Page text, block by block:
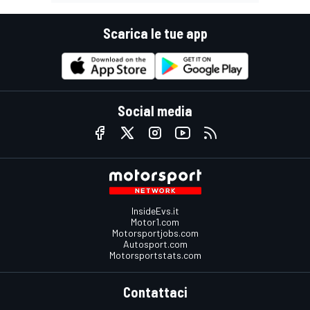
Scarica le tue app
Social media
InsideEvs.it
Motor1.com
Motorsportjobs.com
Autosport.com
Motorsportstats.com
Contattaci